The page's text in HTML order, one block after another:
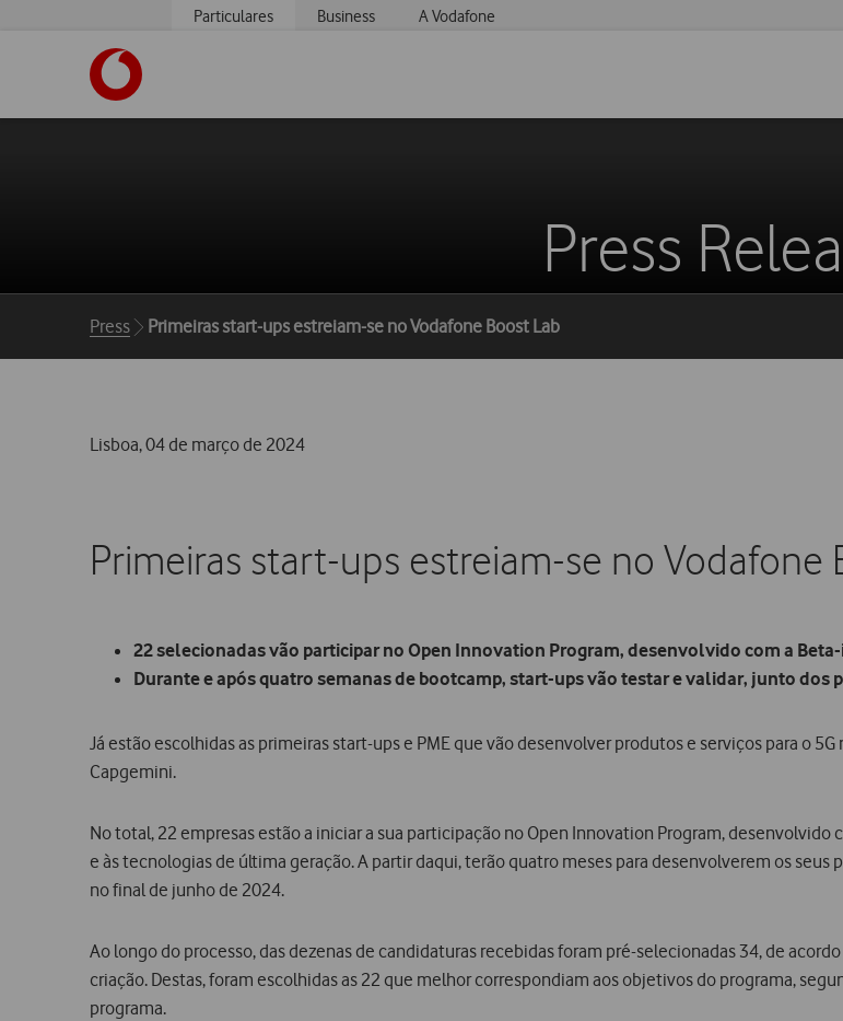
Particulares Business A Vodafone
Press
Breadcrumbs
Press Primeiras start-ups estreiam-se no Vodafone Boost Lab
Lisboa, 04 de março de 2024
Primeiras start-ups estreiam-se no Vodafone
22 selecionadas vão participar no Open Innovation Program, desenvolvido com a
Durante e após quatro semanas de bootcamp, start-ups vão testar e validar, junto dos
Já estão escolhidas as primeiras start-ups e PME que vão desenvolver produtos e serviços para o
Capgemini.
No total, 22 empresas estão a iniciar a sua participação no Open Innovation Program,
e às tecnologias de última geração. A partir daqui, terão quatro meses para desenvolverem os
no final de junho de 2024.
Ao longo do processo, das dezenas de candidaturas recebidas foram pré-selecionadas 34, de
criação. Destas, foram escolhidas as 22 que melhor correspondiam aos objetivos do programa,
programa.